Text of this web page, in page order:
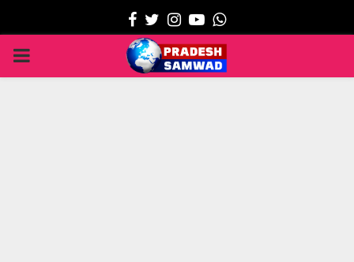
Facebook
Twitter
Instagram
Youtube
Whatsapp
PRIMARY